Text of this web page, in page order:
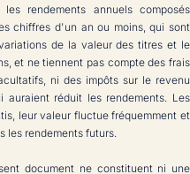
rendements annuels composés
chiffres d'un an ou moins, qui sont
de la valeur des titres et le
et ne tiennent pas compte des frais
ni des impôts sur le revenu
réduit les rendements. Les
leur valeur fluctue fréquemment et
les rendements futurs.
document ne constituent ni une